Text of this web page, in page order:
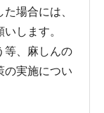
場合には、
します。
等、麻しんの
の実施につい